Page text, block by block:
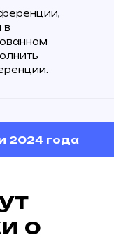
в
2024 года
о